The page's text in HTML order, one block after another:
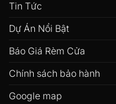
Tin Tức
Dự Án Nổi Bật
Báo Giá Rèm Cửa
Chính sách bảo hành
Google map